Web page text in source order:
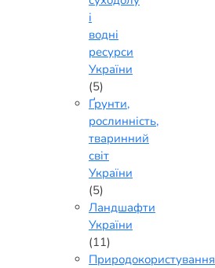
і
водні
ресурси
України
(5)
Ґрунти,
рослинність,
тваринний
світ
України
(5)
Ландшафти
України
(11)
Природокористування